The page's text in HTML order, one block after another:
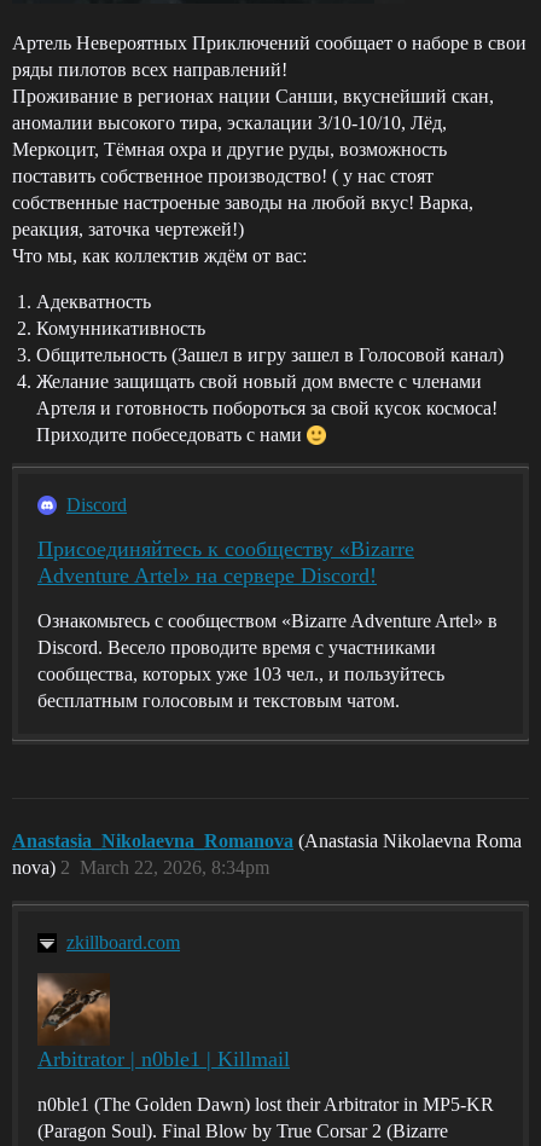
Артель Невероятных Приключений сообщает о наборе в свои
ряды пилотов всех направлений!
Проживание в регионах нации Санши, вкуснейший скан,
аномалии высокого тира, эскалации 3/10-10/10, Лёд,
Меркоцит, Тёмная охра и другие руды, возможность
поставить собственное производство! ( у нас стоят
собственные настроеные заводы на любой вкус! Варка,
реакция, заточка чертежей!)
Что мы, как коллектив ждём от вас:
Адекватность
Комунникативность
Общительность (Зашел в игру зашел в Голосовой канал)
Желание защищать свой новый дом вместе с членами
Артеля и готовность побороться за свой кусок космоса!
Приходите побеседовать с нами
Discord
Присоединяйтесь к сообществу «Bizarre
Adventure Artel» на сервере Discord!
Ознакомьтесь с сообществом «Bizarre Adventure Artel» в
Discord. Весело проводите время с участниками
сообщества, которых уже 103 чел., и пользуйтесь
бесплатным голосовым и текстовым чатом.
Anastasia_Nikolaevna_Romanova (Anastasia Nikolaevna Roma
nova)
March 22, 2026, 8:34pm
2
zkillboard.com
Arbitrator | n0ble1 | Killmail
n0ble1 (The Golden Dawn) lost their Arbitrator in MP5-KR
(Paragon Soul). Final Blow by True Corsar 2 (Bizarre